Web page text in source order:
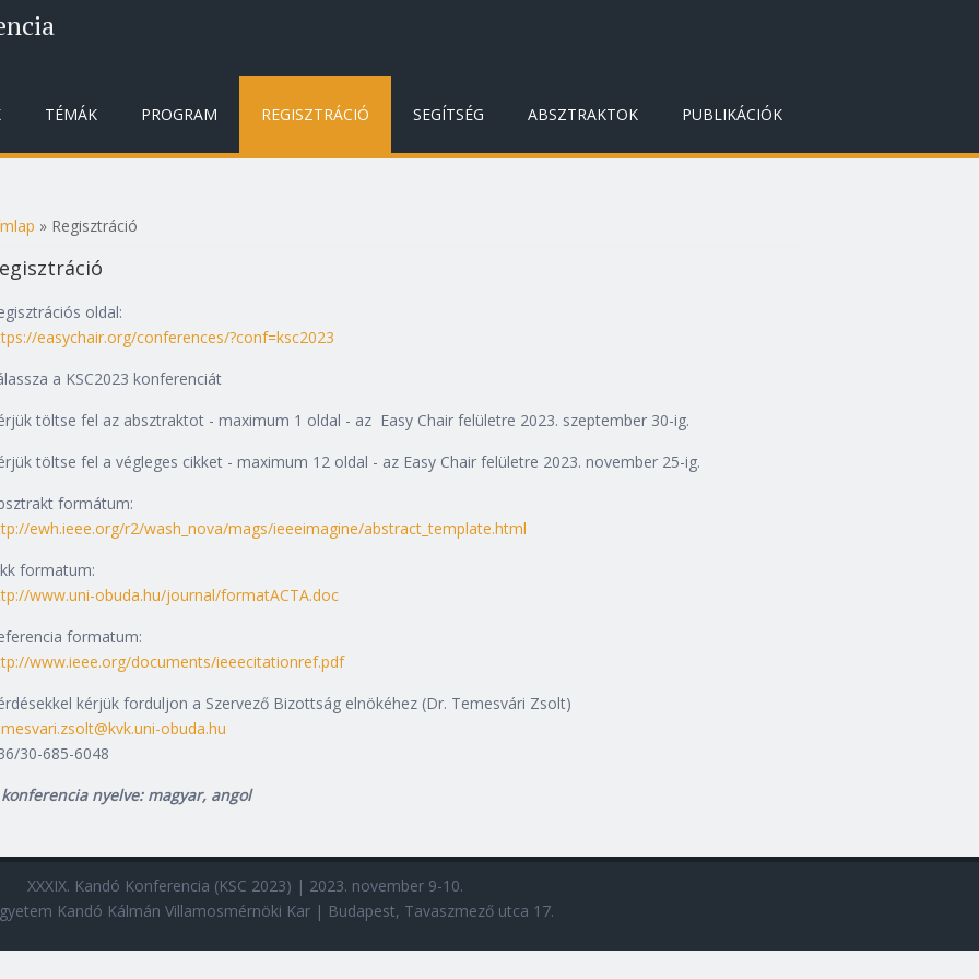
TÉMÁK PROGRAM REGISZTRÁCIÓ SEGÍTSÉG ABSZTRAKTOK PUBLIKÁCIÓK
Jelenlegi hely
» Regisztráció
oldal:
easychair.org/conferences/?conf=ksc2023
a KSC2023 konferenciát
töltse fel az absztraktot - maximum 1 oldal - az Easy Chair felületre 2023. szeptember 30-ig.
töltse fel a végleges cikket - maximum 12 oldal - az Easy Chair felületre 2023. november 25-ig.
formátum:
ewh.ieee.org/r2/wash_nova/mags/ieeeimagine/abstract_template.html
formatum:
www.uni-obuda.hu/journal/formatACTA.doc
formatum:
www.ieee.org/documents/ieeecitationref.pdf
kérjük forduljon a Szervező Bizottság elnökéhez (Dr. Temesvári Zsolt)
obuda.hu
30-685-6048
nyelve: magyar, angol
XXXIX. Kandó Konferencia (KSC 2023) | 2023. november 9-10.
Kandó Kálmán Villamosmérnöki Kar | Budapest, Tavaszmező utca 17.